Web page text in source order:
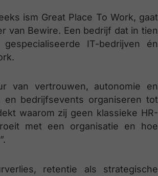
ism Great Place To Work, gaat
van Bewire. Een bedrijf dat in tien
IT-bedrijven én
van vertrouwen, autonomie en
en bedrijfsevents organiseren tot
waarom zij geen klassieke HR-
met een organisatie en hoe
retentie als strategische